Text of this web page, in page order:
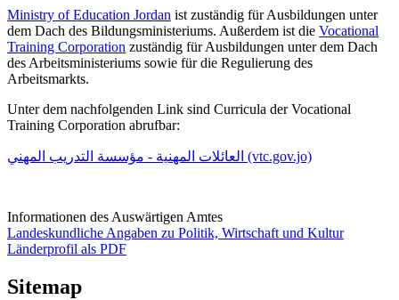
Ministry of Education Jordan ist zuständig für Ausbildungen unter
dem Dach des Bildungsministeriums. Außerdem ist die Vocational
Training Corporation zuständig für Ausbildungen unter dem Dach
des Arbeitsministeriums sowie für die Regulierung des
Arbeitsmarkts.
Unter dem nachfolgenden Link sind Curricula der Vocational
Training Corporation abrufbar:
العائلات المهنية - مؤسسة التدريب المهني (vtc.gov.jo)
Informationen des Auswärtigen Amtes
Landeskundliche Angaben zu Politik, Wirtschaft und Kultur
Länderprofil als PDF
Sitemap